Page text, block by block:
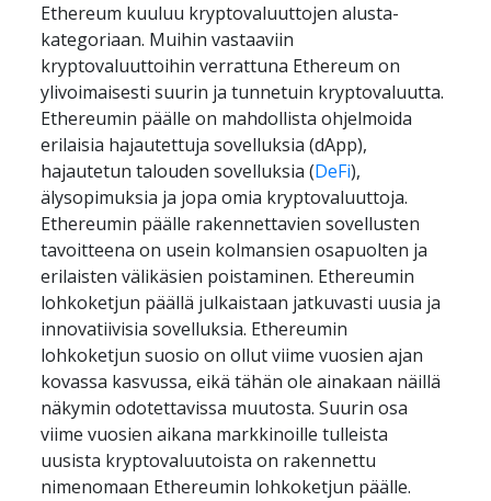
Ethereum kuuluu kryptovaluuttojen alusta-
kategoriaan. Muihin vastaaviin
kryptovaluuttoihin verrattuna Ethereum on
ylivoimaisesti suurin ja tunnetuin kryptovaluutta.
Ethereumin päälle on mahdollista ohjelmoida
erilaisia hajautettuja sovelluksia (dApp),
hajautetun talouden sovelluksia (DeFi),
älysopimuksia ja jopa omia kryptovaluuttoja.
Ethereumin päälle rakennettavien sovellusten
tavoitteena on usein kolmansien osapuolten ja
erilaisten välikäsien poistaminen. Ethereumin
lohkoketjun päällä julkaistaan jatkuvasti uusia ja
innovatiivisia sovelluksia. Ethereumin
lohkoketjun suosio on ollut viime vuosien ajan
kovassa kasvussa, eikä tähän ole ainakaan näillä
näkymin odotettavissa muutosta. Suurin osa
viime vuosien aikana markkinoille tulleista
uusista kryptovaluutoista on rakennettu
nimenomaan Ethereumin lohkoketjun päälle.